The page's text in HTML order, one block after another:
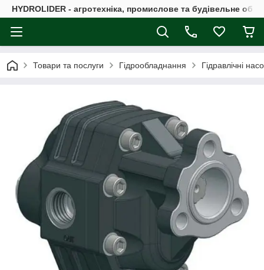
HYDROLIDER - агротехніка, промислове та будівельне
Товари та послуги Гідрообладнання Гідравлічні